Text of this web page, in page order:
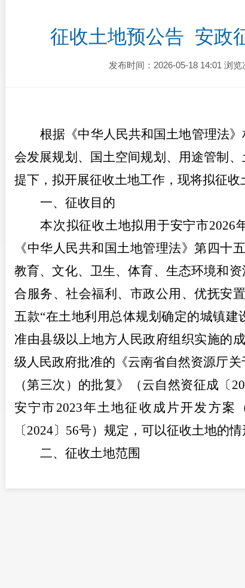
征收土地预公告  安政
发布时间：2026-05-18 14:01 浏览
根据《中华人民共和国土地管理法
会发展规划、国土空间规划、用途管制
提下，拟开展征收土地工作，现将拟征收
一、征收目的
本次拟征收土地拟用于安宁市2026
《中华人民共和国土地管理法》第四十
教育、文化、卫生、体育、生态环境和
合服务、社会福利、市政公用、优抚安
五款“在土地利用总体规划确定的城镇
准由县级以上地方人民政府组织实施的
级人民政府批准的《云南省自然资源厅关
（第三次）的批复》
（云自然资征成〔
安宁市2023年土地征收成片开发方案
〔2024〕 56号） 规定，可以征收土地的情
二、征收土地范围